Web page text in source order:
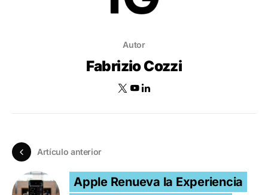
Autor
Fabrizio Cozzi
Artículo anterior
Apple Renueva la Experiencia